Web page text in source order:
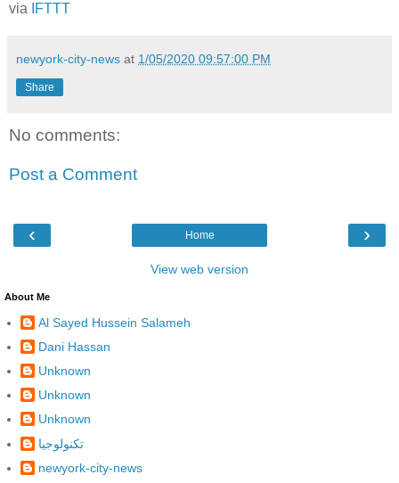
via
IFTTT
newyork-city-news at 1/05/2020 09:57:00 PM
Share
No comments:
Post a Comment
‹ ›
Home
View web version
About Me
Al Sayed Hussein Salameh
Dani Hassan
Unknown
Unknown
Unknown
تكنولوجيا
newyork-city-news